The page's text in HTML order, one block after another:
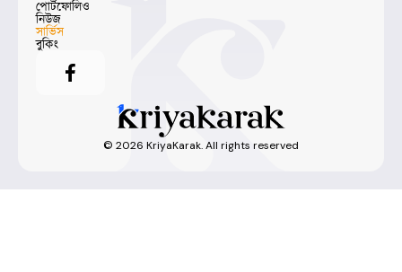
পোর্টফোলিও
নিউজ
সার্ভিস
বুকিং
© 2026 KriyaKarak. All rights reserved